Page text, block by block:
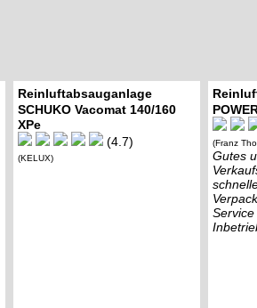
Reinluftabsauganlage
SCHUKO Vacomat 140/160
XPe
(4.7)
(KELUX)
(Franz
Gutes